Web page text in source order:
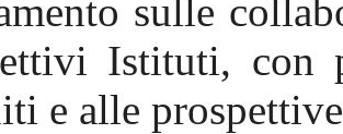
sulle
Istituti, con
e alle